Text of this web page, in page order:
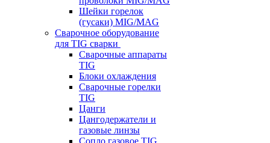
Шейки горелок
(гусаки) MIG/MAG
Сварочное оборудование
для TIG сварки
Сварочные аппараты
TIG
Блоки охлаждения
Сварочные горелки
TIG
Цанги
Цангодержатели и
газовые линзы
Сопло газовое TIG